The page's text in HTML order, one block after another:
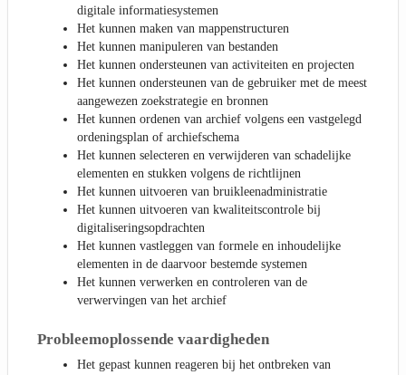
digitale informatiesystemen
Het kunnen maken van mappenstructuren
Het kunnen manipuleren van bestanden
Het kunnen ondersteunen van activiteiten en projecten
Het kunnen ondersteunen van de gebruiker met de meest
aangewezen zoekstrategie en bronnen
Het kunnen ordenen van archief volgens een vastgelegd
ordeningsplan of archiefschema
Het kunnen selecteren en verwijderen van schadelijke
elementen en stukken volgens de richtlijnen
Het kunnen uitvoeren van bruikleenadministratie
Het kunnen uitvoeren van kwaliteitscontrole bij
digitaliseringsopdrachten
Het kunnen vastleggen van formele en inhoudelijke
elementen in de daarvoor bestemde systemen
Het kunnen verwerken en controleren van de
verwervingen van het archief
Probleemoplossende vaardigheden
Het gepast kunnen reageren bij het ontbreken van